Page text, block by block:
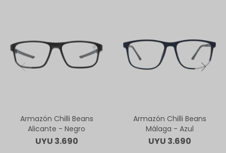
Armazón Chilli Beans
Alicante - Negro
UYU 3.690
Armazón Chilli Beans
Málaga - Azul
UYU 3.690